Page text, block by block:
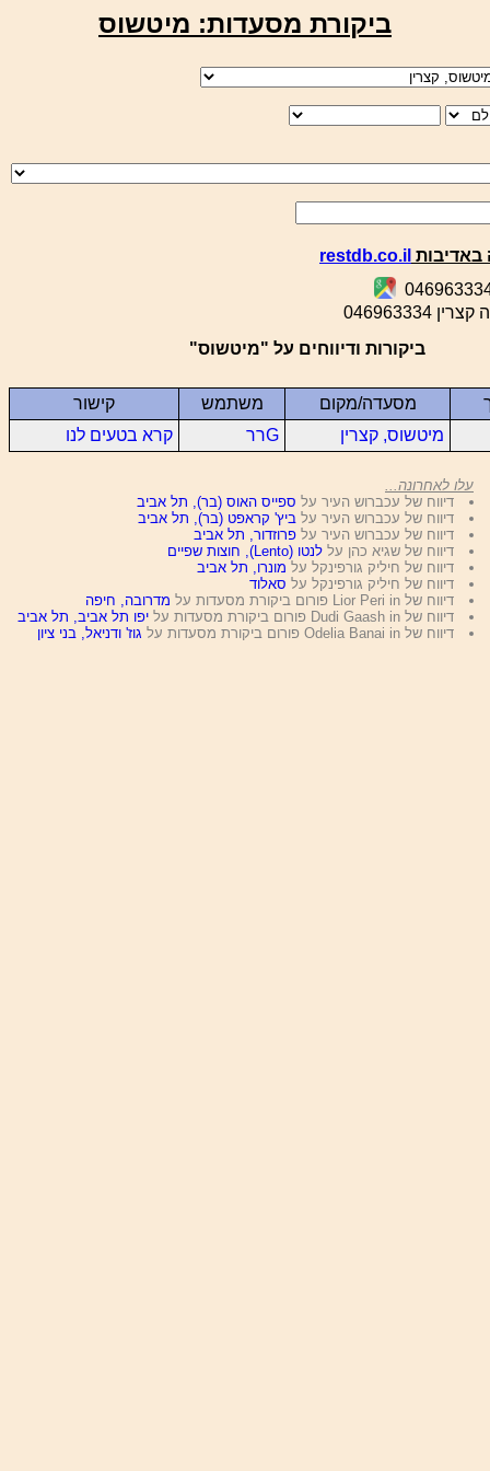
ביקורת מסעדות: מיטשוס
restdb.co.il
046963334
ביקורות ודיווחים על "מיטשוס"
מסעדה/מקום משתמש
קישור
מיטשוס, קצרין
Gרר קרא בטעים לנו
עלו לאחרונה...
דיווח של עכברוש העיר על ספייס האוס (בר), תל אביב
דיווח של עכברוש העיר על ביץ' קראפט (בר), תל אביב
דיווח של עכברוש העיר עלפרוזדור, תל אביב
דיווח של שגיא כהן עללנטו (Lento), חוצות שפיים
דיווח של חיליק גורפינקל על מונרו, תל אביב
דיווח של חיליק גורפינקל על סאלוד
דיווח של Lior Peri in פורום ביקורת מסעדות על
מדרובה, חיפה
דיווח של Dudi Gaash in פורום ביקורת מסעדות על
יפו תל אביב, תל אביב
דיווח של Odelia Banai in פורום ביקורת מסעדות על
גוז' ודניאל, בני ציון